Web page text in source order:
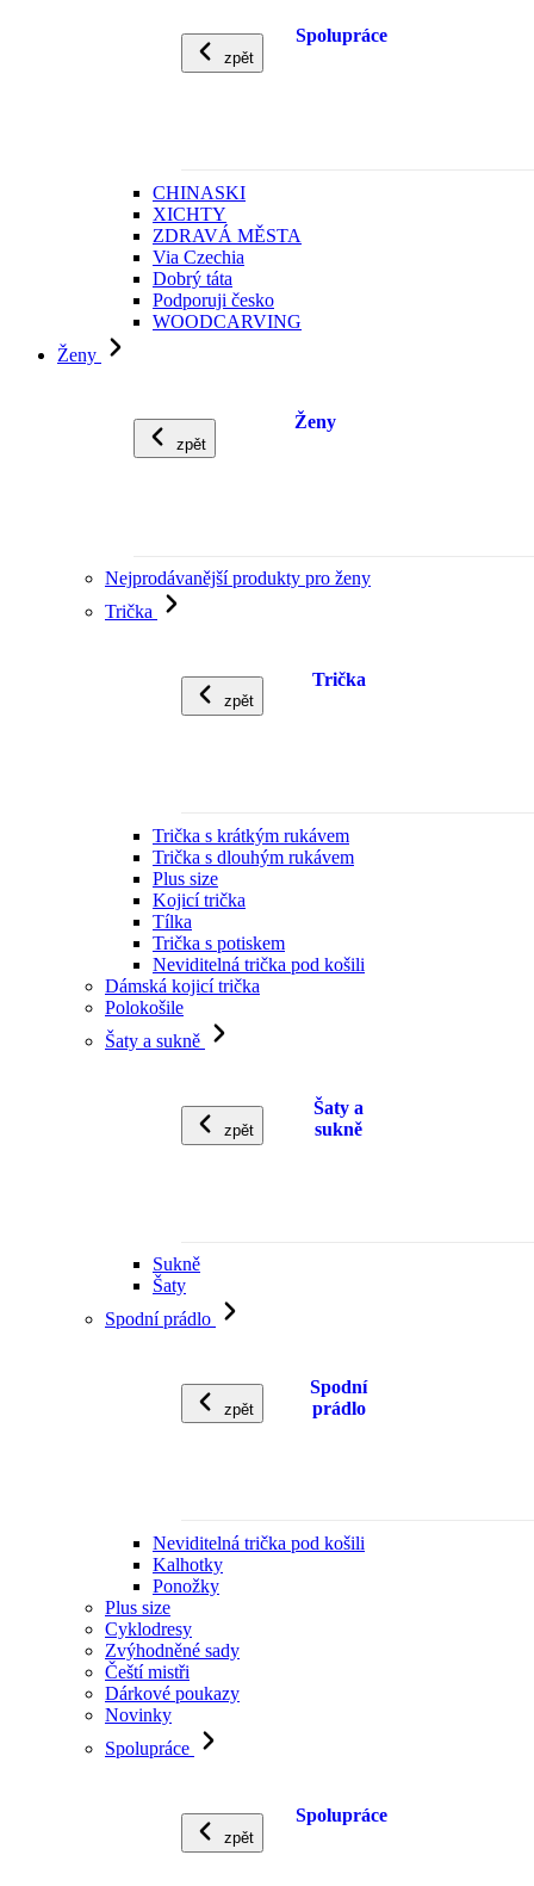
zpět
Spolupráce
CHINASKI
XICHTY
ZDRAVÁ MĚSTA
Via Czechia
Dobrý táta
Podporuji česko
WOODCARVING
Ženy
zpět
Ženy
Nejprodávanější produkty pro ženy
Trička
zpět
Trička
Trička s krátkým rukávem
Trička s dlouhým rukávem
Plus size
Kojicí trička
Tílka
Trička s potiskem
Neviditelná trička pod košili
Dámská kojicí trička
Polokošile
Šaty a sukně
zpět
Šaty a
sukně
Sukně
Šaty
Spodní prádlo
zpět
Spodní
prádlo
Neviditelná trička pod košili
Kalhotky
Ponožky
Plus size
Cyklodresy
Zvýhodněné sady
Čeští mistři
Dárkové poukazy
Novinky
Spolupráce
zpět
Spolupráce